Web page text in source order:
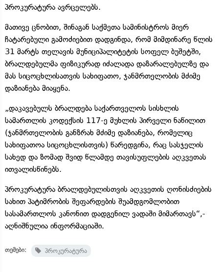
პროკურატურა ავრცელებს.
მათივე ცნობით, შინაგან საქმეთა სამინისტროს მიერ
ჩატარებული გამოძიებით დადგინდა, რომ მიმდინარე წლის
31 მარტს თელავის მუნიციპალიტეტის სოფელ ბუშეტში,
ბრალდებულმა ფიზიკურად იძალადა დაზარალებულზე და
მას სიცოცხლისათვის სახიფათო, ჯანმრთელობის მძიმე
დაზიანება მიაყენა.
„დაკავებულს ბრალდება საქართველოს სისხლის
სამართლის კოდექსის 117-ე მუხლის პირველი ნაწილით
(ჯანმრთელობის განზრახ მძიმე დაზიანება, რომელიც
სახიფათოა სიცოცხლისთვის) წარედგინა, რაც სასჯელის
სახედ და ზომად შვიდ წლამდე თავისუფლების აღკვეთას
ითვალისწინებს.
პროკურატურა ბრალდებულისთვის აღკვეთის ღონისძიების
სახით პატიმრობის შეფარდების შუამდგომლობით
სასამართლოს კანონით დადგენილ ვადაში მიმართავს“,-
აღნიშნულია ინფორმაციაში.
თემები: პროკურატურა